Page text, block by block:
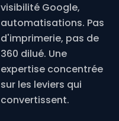
visibilité Google,
automatisations. Pas
d'imprimerie, pas de
360 dilué. Une
expertise concentrée
sur les leviers qui
convertissent.